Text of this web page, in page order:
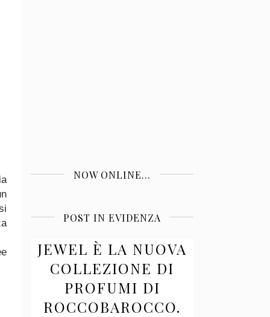
NOW ONLINE...
POST IN EVIDENZA
JEWEL È LA NUOVA
COLLEZIONE DI
PROFUMI DI
ROCCOBAROCCO.